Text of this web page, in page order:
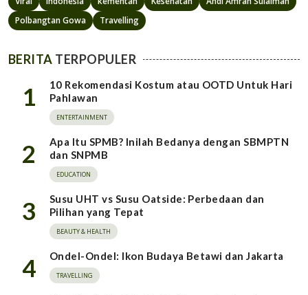
Polbangtan Gowa
Travelling
BERITA TERPOPULER
1
10 Rekomendasi Kostum atau OOTD Untuk Hari
Pahlawan
ENTERTAINMENT
2
Apa Itu SPMB? Inilah Bedanya dengan SBMPTN
dan SNPMB
EDUCATION
3
Susu UHT vs Susu Oatside: Perbedaan dan
Pilihan yang Tepat
BEAUTY & HEALTH
4 Ondel-Ondel: Ikon Budaya Betawi dan Jakarta
TRAVELLING